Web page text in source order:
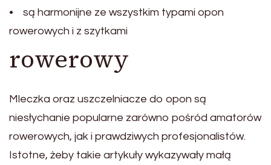
• są harmonijne ze wszystkim typami opon
rowerowych i z szytkami
rowerowy
Mleczka oraz uszczelniacze do opon są
niesłychanie popularne zarówno pośród amatorów
rowerowych, jak i prawdziwych profesjonalistów.
Istotne, żeby takie artykuły wykazywały małą